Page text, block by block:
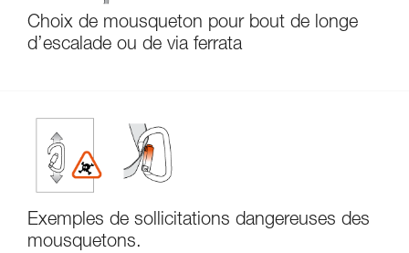
Choix de mousqueton pour bout de longe
d’escalade ou de via ferrata
Exemples de sollicitations dangereuses des
mousquetons.